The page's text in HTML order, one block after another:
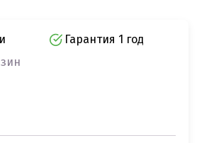
Гарантия 1 год